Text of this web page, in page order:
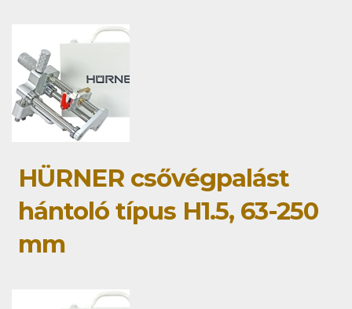
HÜRNER csővégpalást
hántoló típus H1.5, 63-250
mm